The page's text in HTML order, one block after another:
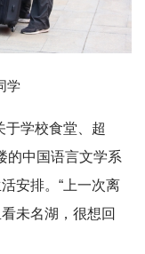
学
于学校食堂、超
的中国语言文学系
安排。“上一次离
未名湖，很想回